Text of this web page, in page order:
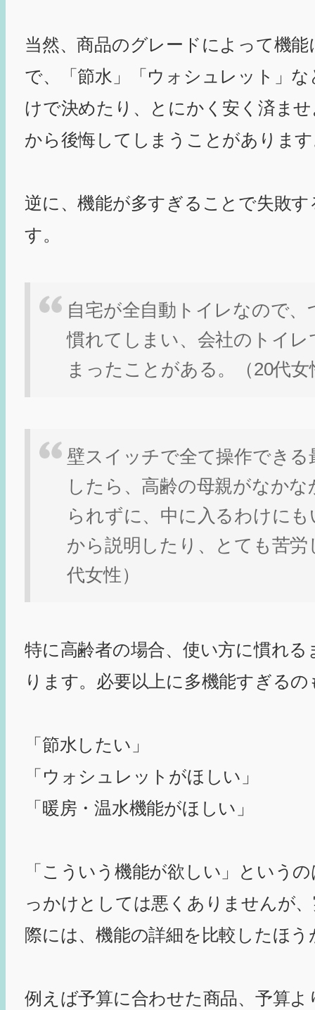
当然、商品のグレードによって機
で、「節水」「ウォシュレット」
けで決めたり、とにかく安く済ま
から後悔してしまうことがありま
逆に、機能が多すぎることで失敗
す。
自宅が全自動トイレなので
慣れてしまい、会社のトイ
まったことがある。（20代女
壁スイッチで全て操作でき
したら、高齢の母親がなか
られずに、中に入るわけに
から説明したり、とても苦労
代女性）
特に高齢者の場合、使い方に慣れ
ります。必要以上に多機能すぎる
「節水したい」
「ウォシュレットがほしい」
「暖房・温水機能がほしい」
「こういう機能が欲しい」という
っかけとしては悪くありませんが
際には、機能の詳細を比較したほ
例えば予算に合わせた商品、予算よ